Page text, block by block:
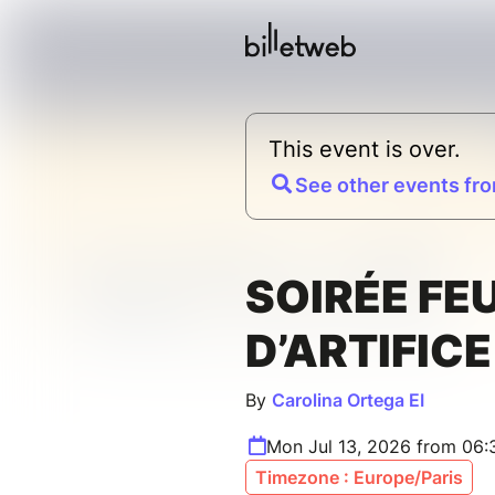
This event is over.
See other events
SOIRÉE
By Carolina Ortega EI
Mon Jul 13, 2026 from
Timezone : Europe/Paris